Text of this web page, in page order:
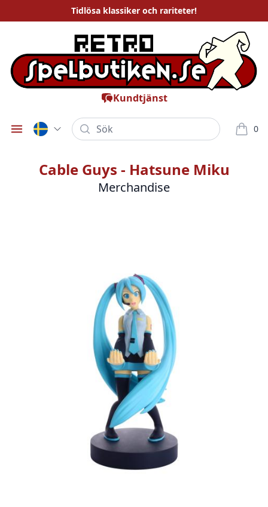
Tidlösa klassiker och rariteter!
Kundtjänst
Öppna meny
Sök 0
varor i
Cable Guys - Hatsune Miku
Merchandise